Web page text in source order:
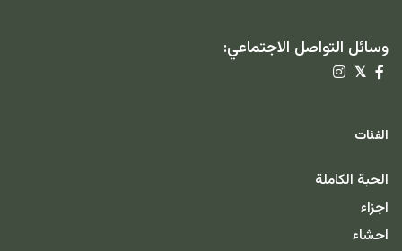
وسائل التواصل الاجتماعي:
𝕏
الفئات
الحبة الكاملة
اجزاء
احشاء